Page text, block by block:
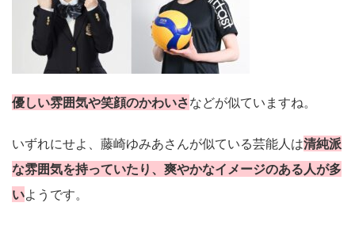
優しい雰囲気や笑顔のかわいさなどが似ていますね。
いずれにせよ、藤崎ゆみあさんが似ている芸能人は清純派
な雰囲気を持っていたり、爽やかなイメージのある人が多
いようです。